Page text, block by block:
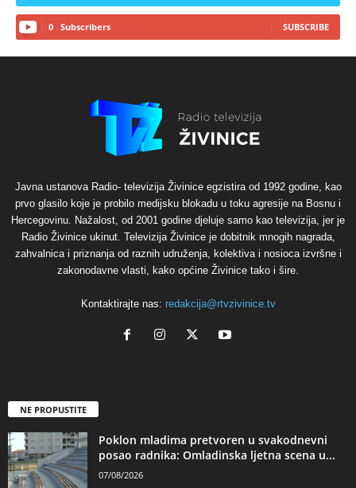
0 Subscribers SUBSCRIBE
Javna ustanova Radio- televizija Živinice egzistira od 1992 godine, kao
prvo glasilo koje je probilo medijsku blokadu u toku agresije na Bosnu i
Hercegovinu. Nažalost, od 2001 godine djeluje samo kao televizija, jer je
Radio Živinice ukinut. Televizija Živinice je dobitnik mnogih nagrada,
zahvalnica i priznanja od raznih udruženja, kolektiva i nosioca izvršne i
zakonodavne vlasti, kako općine Živinice tako i šire.
Kontaktirajte nas: redakcija@rtvzivinice.tv
NE PROPUSTITE
Poklon mladima pretvoren u svakodnevni
posao radnika: Omladinska ljetna scena u...
07/08/2026